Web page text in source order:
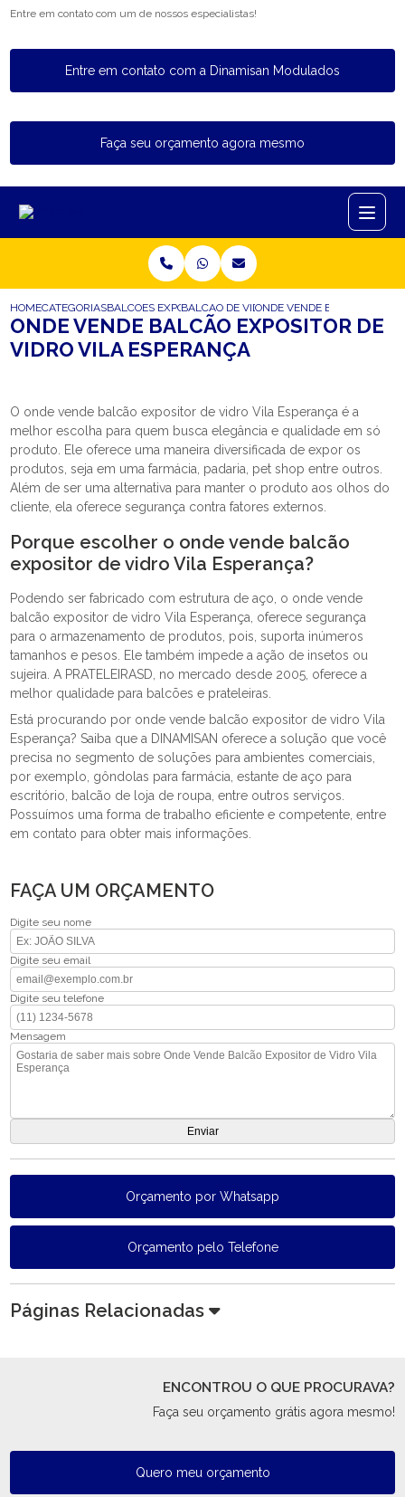
Entre em contato com um de nossos especialistas!
Entre em contato com a Dinamisan Modulados
Faça seu orçamento agora mesmo
HOMECATEGORIASBALCOES EXPOSITORESBALCAO DE VIDRO EXPOSITOR
ONDE VENDE BALCAO
ONDE VENDE BALCÃO EXPOSITOR DE
VIDRO VILA ESPERANÇA
O onde vende balcão expositor de vidro Vila Esperança é a
melhor escolha para quem busca elegância e qualidade em só
produto. Ele oferece uma maneira diversificada de expor os
produtos, seja em uma farmácia, padaria, pet shop entre outros.
Além de ser uma alternativa para manter o produto aos olhos do
cliente, ela oferece segurança contra fatores externos.
Porque escolher o onde vende balcão
expositor de vidro Vila Esperança?
Podendo ser fabricado com estrutura de aço, o onde vende
balcão expositor de vidro Vila Esperança, oferece segurança
para o armazenamento de produtos, pois, suporta inúmeros
tamanhos e pesos. Ele também impede a ação de insetos ou
sujeira. A PRATELEIRASD, no mercado desde 2005, oferece a
melhor qualidade para balcões e prateleiras.
Está procurando por onde vende balcão expositor de vidro Vila
Esperança? Saiba que a DINAMISAN oferece a solução que você
precisa no segmento de soluções para ambientes comerciais,
por exemplo, gôndolas para farmácia, estante de aço para
escritório, balcão de loja de roupa, entre outros serviços.
Possuímos uma forma de trabalho eficiente e competente, entre
em contato para obter mais informações.
FAÇA UM ORÇAMENTO
Digite seu nome
Digite seu email
Digite seu telefone
Mensagem
Orçamento por Whatsapp
Orçamento pelo Telefone
Páginas Relacionadas
ENCONTROU O QUE PROCURAVA?
Faça seu orçamento grátis agora mesmo!
Quero meu orçamento